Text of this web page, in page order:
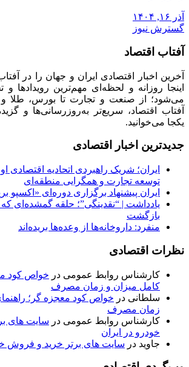
آذر ۱۶, ۱۴۰۴
گسترش نیوز
آفتاب اقتصاد
آخرین اخبار اقتصادی ایران و جهان را در
اینجا روزانه و لحظه‌ای مهم‌ترین رویدادها
می‌شود؛ از صنعت و تجارت تا بورس، طلا و
آفتاب اقتصاد، سریع‌تر به‌روزرسانی‌ها و
یکجا می‌خوانید.
جدیدترین اخبار اقتصادی
ایران؛ شریک راهبردی اتحادیه اقتصادی
توسعه تجارت و همگرایی منطقه‌ای
ایران پیشنهاد برگزاری دوره‌ای «اکسپو
یادداشت | “نقدینگی”؛ حلقه گمشده‌ای
بازگشت
منفرد: داروخانه‌ها از وعده‌ها بریده‌اند
نظرات اقتصادی
کارشناس روابط عمومی در خواص کود
کامل میزان و زمان مصرف
سلطانی در خواص کود معجزه گر؛
زمان مصرف
کارشناس روابط عمومی در سایت های
خودرو در ایران
جاوید در سایت های برتر خرید و فروش